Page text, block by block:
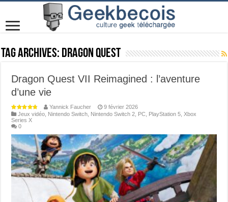
Tag Archives: Dragon Quest
Dragon Quest VII Reimagined : l’aventure
d’une vie
Yannick Faucher
9 février 2026
Jeux vidéo Nintendo Switch Nintendo Switch 2 PC PlayStation 5 ,Xbox
Series X
0